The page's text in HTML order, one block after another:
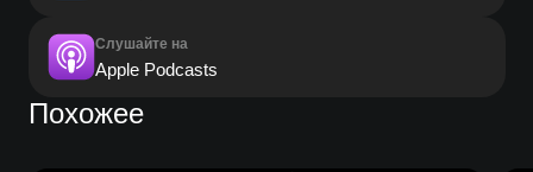
Слушайте на
Apple Podcasts
Похожее